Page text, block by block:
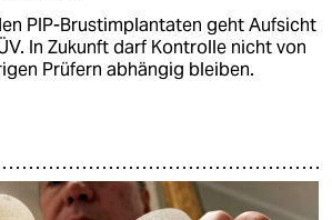
PIP-Brustimplantaten geht Aufsicht
In Zukunft darf Kontrolle nicht von
Prüfern abhängig bleiben.